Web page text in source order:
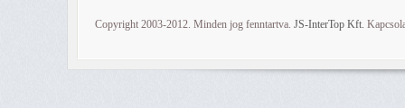
Copyright 2003-2012. Minden jog fenntartva. JS-InterTop Kft.